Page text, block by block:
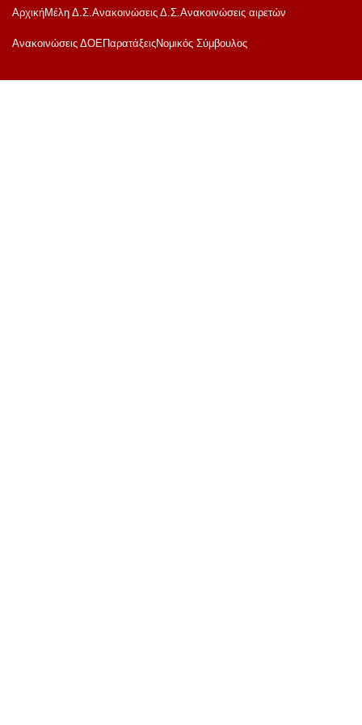
ΑρχικήΜέλη Δ.Σ. Ανακοινώσεις Δ.Σ. Ανακοινώσεις αιρετών
Ανακoινώσεις ΔΟΕΠαρατάξειςΝομικός Σύμβουλος